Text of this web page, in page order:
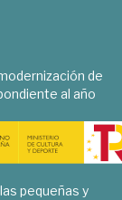
de
al año
pequeñas y